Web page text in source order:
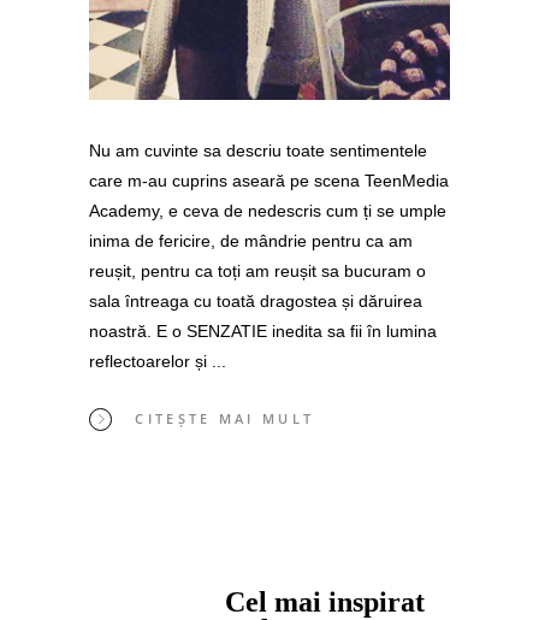
Nu am cuvinte sa descriu toate sentimentele
care m-au cuprins aseară pe scena TeenMedia
Academy, e ceva de nedescris cum ți se umple
inima de fericire, de mândrie pentru ca am
reușit, pentru ca toți am reușit sa bucuram o
sala întreaga cu toată dragostea și dăruirea
noastră. E o SENZATIE inedita sa fii în lumina
reflectoarelor și
CITEȘTE MAI MULT
Cel mai inspirat